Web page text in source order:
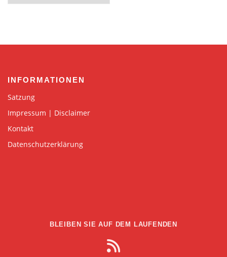
INFORMATIONEN
Satzung
Impressum | Disclaimer
Kontakt
Datenschutzerklärung
BLEIBEN SIE AUF DEM LAUFENDEN